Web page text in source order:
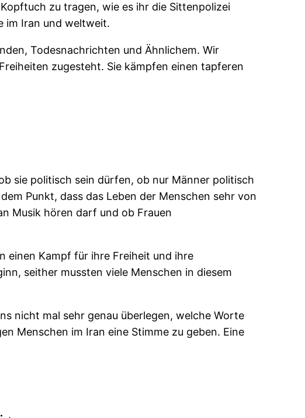
zu tragen, wie es ihr die Sittenpolizei
im Iran und weltweit.
Todesnachrichten und Ähnlichem. Wir
zugesteht. Sie kämpfen einen tapferen
sie politisch sein dürfen, ob nur Männer politisch
Punkt, dass das Leben der Menschen sehr von
Musik hören darf und ob Frauen
einen Kampf für ihre Freiheit und ihre
seither mussten viele Menschen in diesem
nicht mal sehr genau überlegen, welche Worte
Menschen im Iran eine Stimme zu geben. Eine